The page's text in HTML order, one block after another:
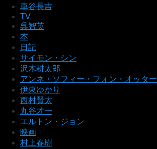
車谷長吉
TV
呉智英
本
日記
サイモン・シン
沢木耕太郎
アンネ・ソフィー・フォン・オッター
伊東ゆかり
西村賢太
丸谷才一
エルトン・ジョン
映画
村上春樹